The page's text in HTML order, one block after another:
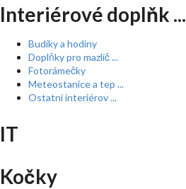
Interiérové doplňk ...
Budíky a hodiny
Doplňky pro mazlíč ...
Fotorámečky
Meteostanice a tep ...
Ostatní interiérov ...
IT
Kočky